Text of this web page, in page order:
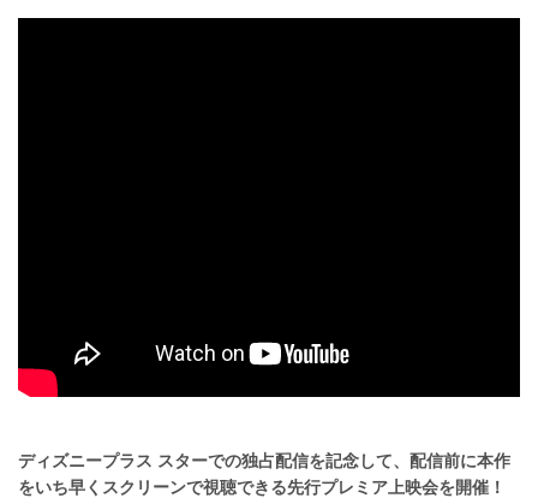
ディズニープラス スターでの独占配信を記念して、配信前に本作
をいち早くスクリーンで視聴できる先行プレミア上映会を開催！